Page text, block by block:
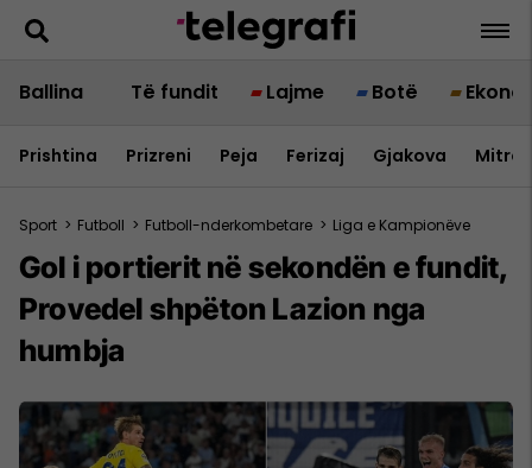
Ballina Të fundit Lajme Botë
Prishtina Prizreni Peja Ferizaj Gjakova
Sport > Futboll > Futboll-nderkombetare > Liga e Kampionëve
Gol i portierit në sekondën e fundit,
Provedel shpëton Lazion nga
humbja